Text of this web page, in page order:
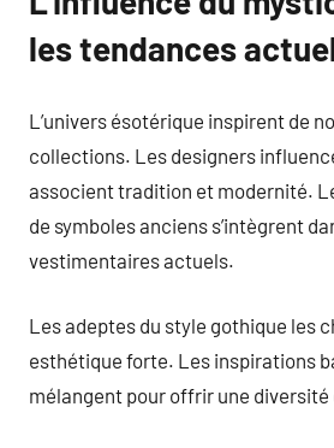
les tendances
L’univers ésotérique inspirent de
collections. Les designers
associent tradition et modernité.
de symboles anciens s’intègrent
vestimentaires actuels.
Les adeptes du style gothique les
esthétique forte. Les inspirations
mélangent pour offrir une diversité